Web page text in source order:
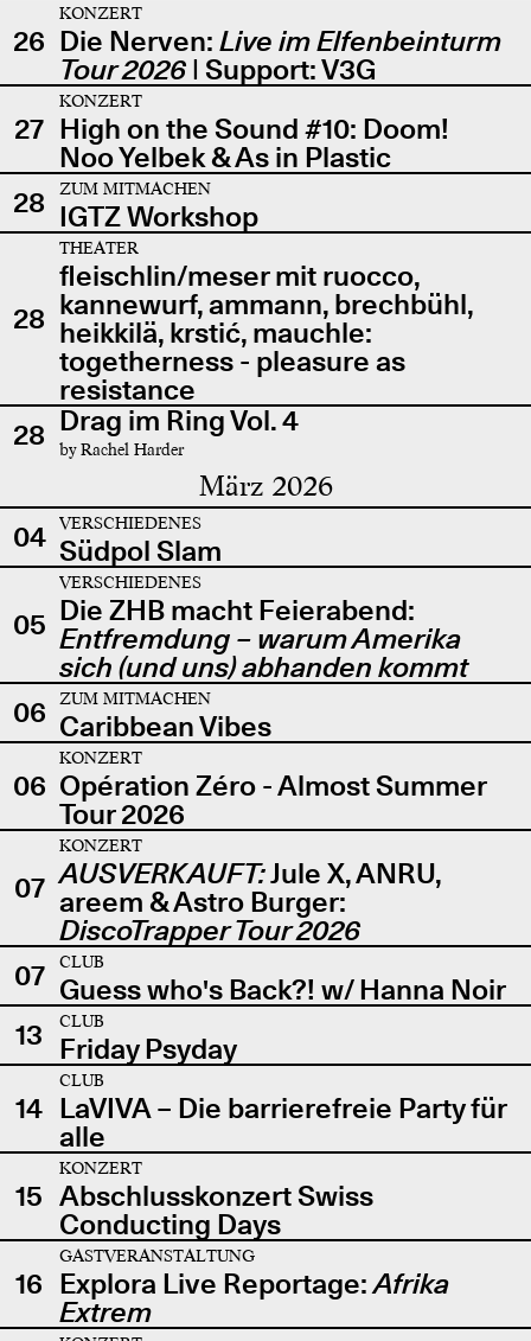
26
KONZERT
Die Nerven: Live im Elfenbeinturm
Tour 2026| Support: V3G
27
KONZERT
High on the Sound #10: Doom!
Noo Yelbek & As in Plastic
28
ZUM MITMACHEN
IGTZ Workshop
28
THEATER
fleischlin/meser mit ruocco,
kannewurf, ammann, brechbühl,
heikkilä, krstić, mauchle:
togetherness - pleasure as
resistance
28 Drag im Ring Vol. 4
by Rachel Harder
März 2026
04 VERSCHIEDENES
Südpol Slam
05
VERSCHIEDENES
Die ZHB macht Feierabend:
Entfremdung – warum Amerika
sich (und uns) abhanden kommt
06
ZUM MITMACHEN
Caribbean Vibes
06
KONZERT
Opération Zéro - Almost Summer
Tour 2026
07
KONZERT
AUSVERKAUFT:Jule X, ANRU,
areem & Astro Burger:
DiscoTrapper Tour 2026
07
CLUB
Guess who's Back?! w/ Hanna Noir
13
CLUB
Friday Psyday
14
CLUB
LaVIVA – Die barrierefreie Party für
alle
15
KONZERT
Abschlusskonzert Swiss
Conducting Days
16
GASTVERANSTALTUNG
Explora Live Reportage:Afrika
Extrem